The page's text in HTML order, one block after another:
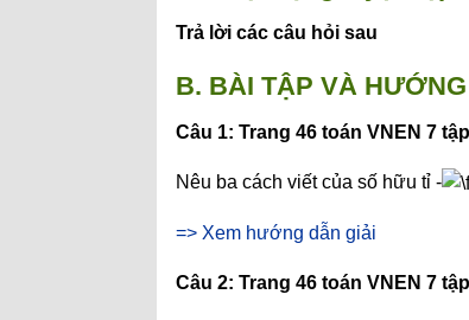
Trả lời các câu hỏi sau
B. BÀI TẬP VÀ
Câu 1: Trang 46 toán VNEN 7
Nêu ba cách viết của số hữu tỉ -
=> Xem hướng dẫn giải
Câu 2: Trang 46 toán VNEN 7